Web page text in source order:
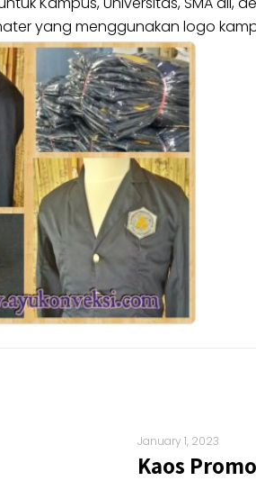
yang menggunakan logo
January 1, 2023
Kaos